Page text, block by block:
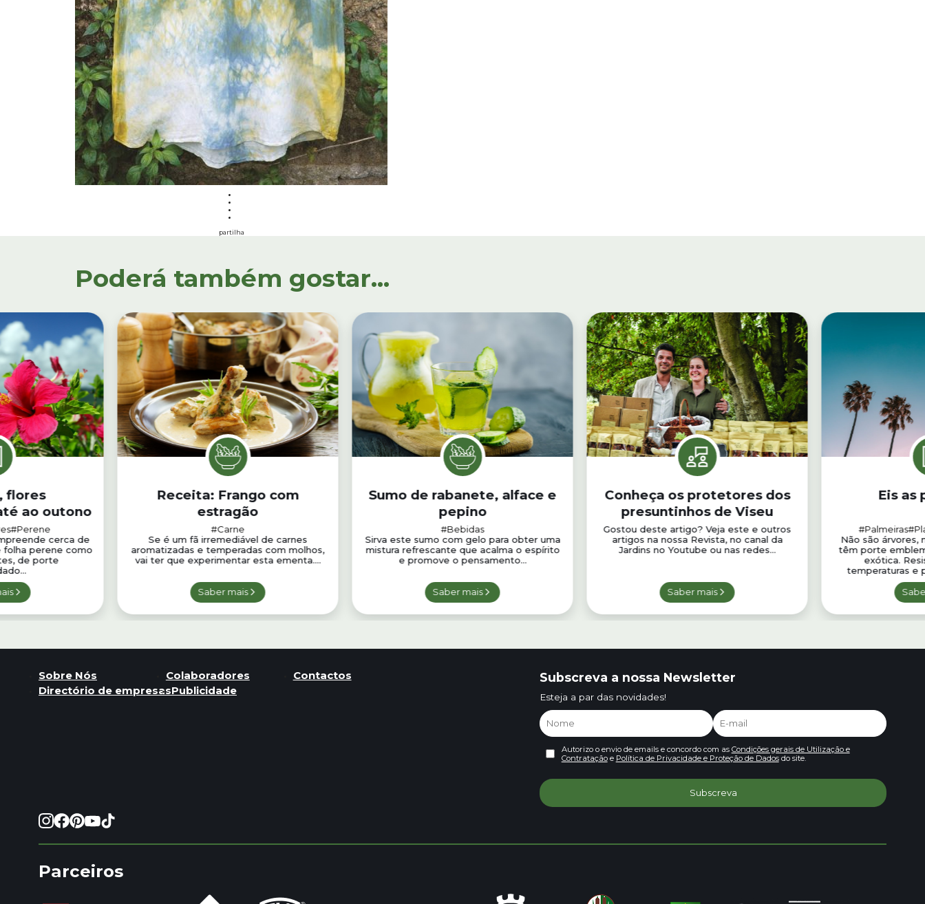
partilha
Poderá também gostar...
flores
ao outono
#Perene
cerca de
perene como
de porte
Receita: Frango com
estragão
#Carne
Se é um fã irremediável de carnes
aromatizadas e temperadas com molhos,
vai ter que experimentar esta ementa....
Saber mais
Sumo de rabanete, alface e
pepino
#Bebidas
Sirva este sumo com gelo para obter uma
mistura refrescante que acalma o espírito
e promove o pensamento...
Saber mais
Conheça os protetores dos
presuntinhos de Viseu
Gostou deste artigo? Veja este e outros
artigos na nossa Revista, no canal da
Jardins no Youtube ou nas redes...
Saber mais
Eis as
#Palmeiras
Não são árvores,
têm porte
exótica.
temperaturas e
Sobre Nós Colaboradores
Contactos
Directório de empresasPublicidade
Subscreva a nossa Newsletter
Esteja a par das novidades!
Autorizo o envio de emails e concordo com as Condições gerais de Utilização e
Contrataçãoe Política de Privacidade e Proteção de Dadosdo site.
Parceiros